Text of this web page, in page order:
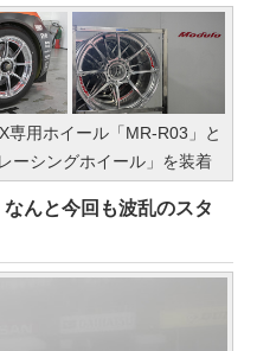
専用ホイール「MR-R03」と
ーシングホイール」を装着
んと今回も波乱のスタ